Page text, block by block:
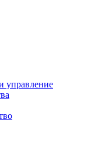
управление